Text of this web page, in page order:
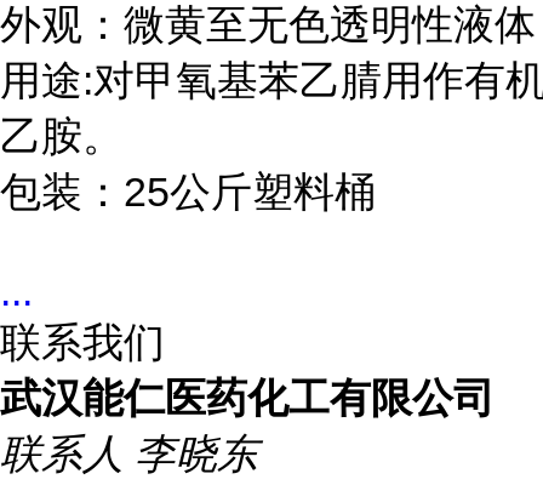
外观：微黄至无色透明性液体
用途:对甲氧基苯乙腈用作有
乙胺。
包装：25公斤塑料桶
...
联系我们
武汉能仁医药化工有限公司
联系人 李晓东